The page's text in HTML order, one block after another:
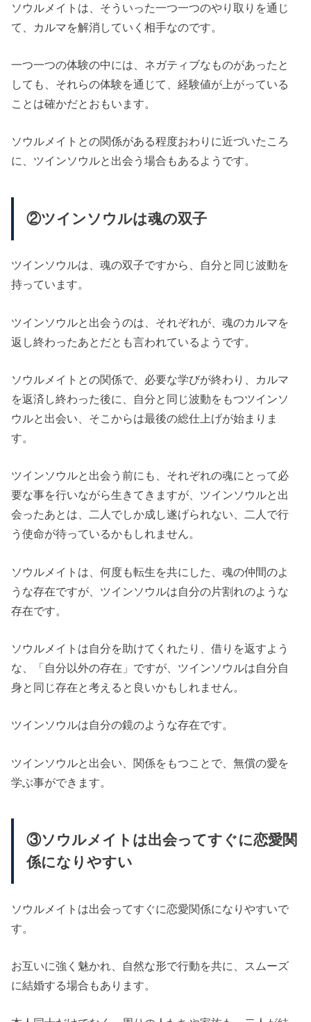
ソウルメイトは、そういった一つ一つのやり取りを通じ
て、カルマを解消していく相手なのです。
一つ一つの体験の中には、ネガティブなものがあったと
しても、それらの体験を通じて、経験値が上がっている
ことは確かだとおもいます。
ソウルメイトとの関係がある程度おわりに近づいたころ
に、ツインソウルと出会う場合もあるようです。
②ツインソウルは魂の双子
ツインソウルは、魂の双子ですから、自分と同じ波動を
持っています。
ツインソウルと出会うのは、それぞれが、魂のカルマを
返し終わったあとだとも言われているようです。
ソウルメイトとの関係で、必要な学びが終わり、カルマ
を返済し終わった後に、自分と同じ波動をもつツインソ
ウルと出会い、そこからは最後の総仕上げが始まりま
す。
ツインソウルと出会う前にも、それぞれの魂にとって必
要な事を行いながら生きてきますが、ツインソウルと出
会ったあとは、二人でしか成し遂げられない、二人で行
う使命が待っているかもしれません。
ソウルメイトは、何度も転生を共にした、魂の仲間のよ
うな存在ですが、ツインソウルは自分の片割れのような
存在です。
ソウルメイトは自分を助けてくれたり、借りを返すよう
な、「自分以外の存在」ですが、ツインソウルは自分自
身と同じ存在と考えると良いかもしれません。
ツインソウルは自分の鏡のような存在です。
ツインソウルと出会い、関係をもつことで、無償の愛を
学ぶ事ができます。
③ソウルメイトは出会ってすぐに恋愛関
係になりやすい
ソウルメイトは出会ってすぐに恋愛関係になりやすいで
す。
お互いに強く魅かれ、自然な形で行動を共に、スムーズ
に結婚する場合もあります。